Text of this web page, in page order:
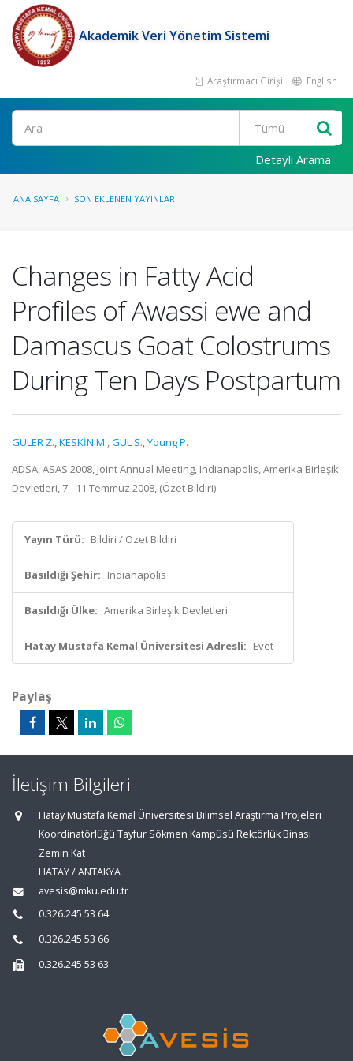
Akademik Veri Yönetim Sistemi
Araştırmacı Girişi English
Ara
Detaylı Arama
ANA SAYFA SON EKLENEN YAYINLAR
Changes in Fatty Acid
Profiles of Awassi ewe and
Damascus Goat Colostrums
During Ten Days Postpartum
GÜLER Z.,KESKİN M.,GÜL S.,Young P.
ADSA, ASAS 2008, Joint Annual Meeting, Indianapolis, Amerika Birleşik
Devletleri, 7 - 11 Temmuz 2008, (Özet Bildiri)
Yayın Türü: Bildiri / Özet Bildiri
Basıldığı Şehir: Indianapolis
Basıldığı Ülke: Amerika Birleşik Devletleri
Hatay Mustafa Kemal Üniversitesi Adresli: Evet
Paylaş
İletişim Bilgileri
Hatay Mustafa Kemal Üniversitesi Bilimsel Araştırma Projeleri
Koordinatörlüğü Tayfur Sökmen Kampüsü Rektörlük Binası
Zemin Kat
HATAY / ANTAKYA
avesis@mku.edu.tr
0.326.245 53 64
0.326.245 53 66
0.326.245 53 63